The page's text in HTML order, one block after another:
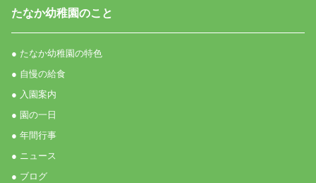
たなか幼稚園のこと
● たなか幼稚園の特色
● 自慢の給食
● 入園案内
● 園の一日
● 年間行事
● ニュース
● ブログ